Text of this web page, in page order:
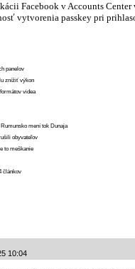
Facebook v Accounts Center
vytvorenia passkey pri
panelov
znížiť výkon
videa
mení tok Dunaja
obyvateľov
to meškanie
článkov
10:04